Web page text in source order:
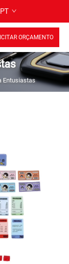
PT
ORÇAMENTO
Entusiastas